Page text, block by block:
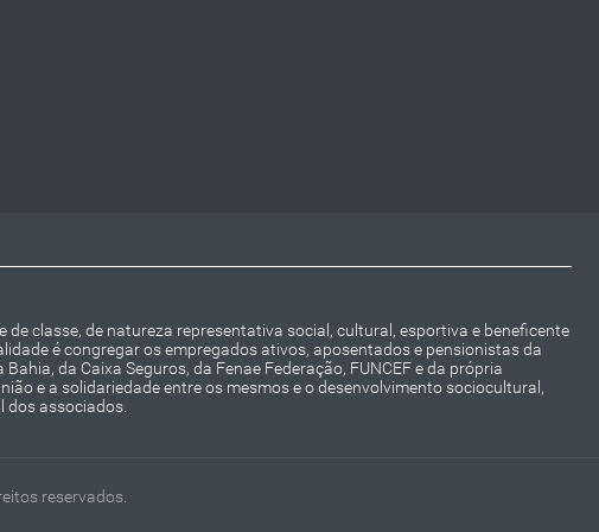
de classe, de natureza representativa social, cultural, esportiva e beneficente
é congregar os empregados ativos, aposentados e pensionistas da
da Caixa Seguros, da Fenae Federação, FUNCEF e da própria
e a solidariedade entre os mesmos e o desenvolvimento sociocultural,
dos associados.
reservados.